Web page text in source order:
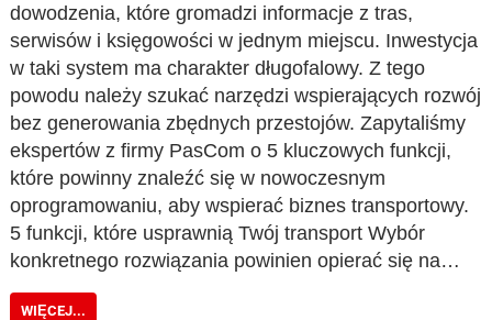
dowodzenia, które gromadzi informacje z tras,
serwisów i księgowości w jednym miejscu. Inwestycja
w taki system ma charakter długofalowy. Z tego
powodu należy szukać narzędzi wspierających rozwój
bez generowania zbędnych przestojów. Zapytaliśmy
ekspertów z firmy PasCom o 5 kluczowych funkcji,
które powinny znaleźć się w nowoczesnym
oprogramowaniu, aby wspierać biznes transportowy.
5 funkcji, które usprawnią Twój transport Wybór
konkretnego rozwiązania powinien opierać się na…
WIĘCEJ...